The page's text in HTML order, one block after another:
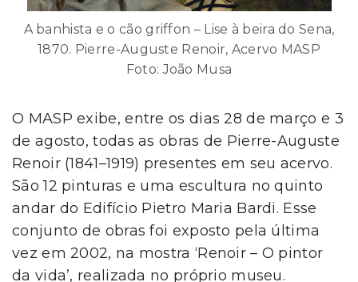
A banhista e o cão griffon – Lise à beira do Sena,
1870. Pierre-Auguste Renoir, Acervo MASP
Foto: João Musa
O MASP exibe, entre os dias 28 de março e 3
de agosto, todas as obras de Pierre-Auguste
Renoir (1841–1919) presentes em seu acervo.
São 12 pinturas e uma escultura no quinto
andar do Edifício Pietro Maria Bardi. Esse
conjunto de obras foi exposto pela última
vez em 2002, na mostra ‘Renoir – O pintor
da vida’, realizada no próprio museu.